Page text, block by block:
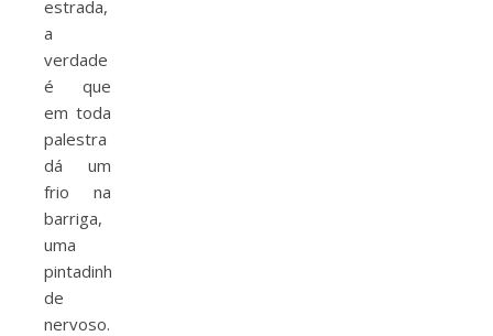
estrada,
a
verdade
é que
em toda
palestra
dá um
frio na
barriga,
uma
pintadinha
de
nervoso.